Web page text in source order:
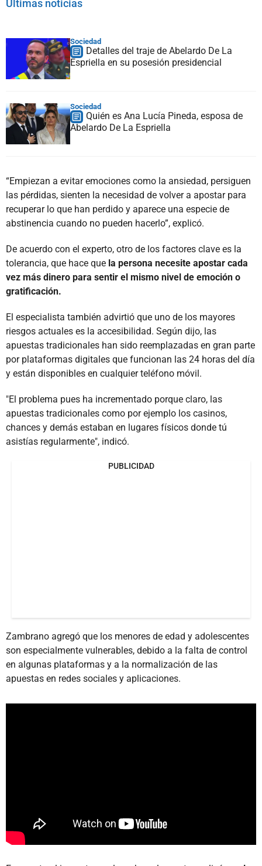
Últimas noticias
Sociedad
Detalles del traje de Abelardo De La
Espriella en su posesión presidencial
Sociedad
Quién es Ana Lucía Pineda, esposa de
Abelardo De La Espriella
“Empiezan a evitar emociones como la ansiedad, persiguen
las pérdidas, sienten la necesidad de volver a apostar para
recuperar lo que han perdido y aparece una especie de
abstinencia cuando no pueden hacerlo”, explicó.
De acuerdo con el experto, otro de los factores clave es la
tolerancia, que hace que la persona necesite apostar cada
vez más dinero para sentir el mismo nivel de emoción o
gratificación.
El especialista también advirtió que uno de los mayores
riesgos actuales es la accesibilidad. Según dijo, las
apuestas tradicionales han sido reemplazadas en gran parte
por plataformas digitales que funcionan las 24 horas del día
y están disponibles en cualquier teléfono móvil.
"El problema pues ha incrementado porque claro, las
apuestas tradicionales como por ejemplo los casinos,
chances y demás estaban en lugares físicos donde tú
asistías regularmente", indicó.
PUBLICIDAD
Zambrano agregó que los menores de edad y adolescentes
son especialmente vulnerables, debido a la falta de control
en algunas plataformas y a la normalización de las
apuestas en redes sociales y aplicaciones.